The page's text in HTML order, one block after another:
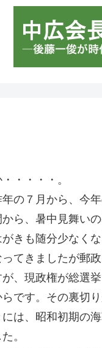
・・・・。
の７月から、今
ら、暑中見舞いの
きも随分少なく
てきましたが郵
、現政権が総選
です。その裏切り
は、昭和初期の
。